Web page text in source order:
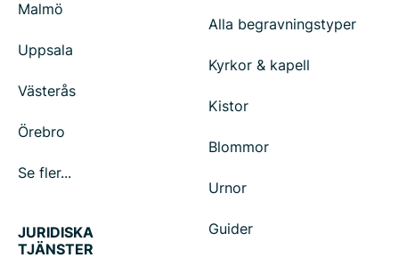
Malmö
Uppsala
Västerås
Örebro
Se fler...
Alla begravningstyper
Kyrkor & kapell
Kistor
Blommor
Urnor
Guider
JURIDISKA
TJÄNSTER